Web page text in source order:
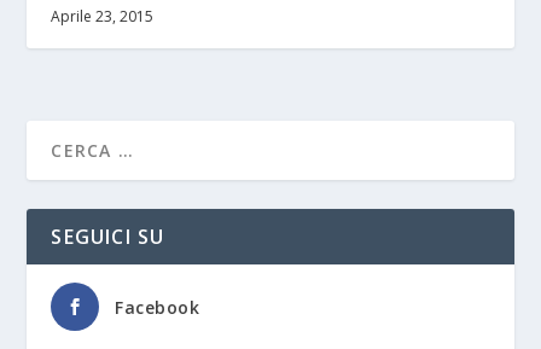
Aprile 23, 2015
SEGUICI SU
Facebook